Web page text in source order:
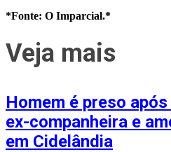
*Fonte: O Imparcial.*
Veja mais
Homem é preso
ex-companheira e
em Cidelândia